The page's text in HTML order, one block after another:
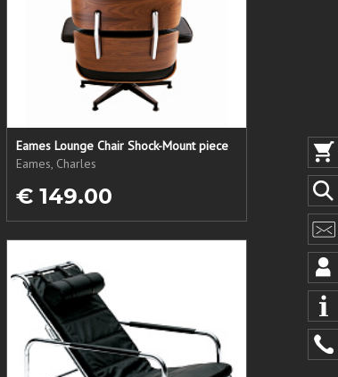
Eames Lounge Chair Shock-Mount piece
Eames, Charles
€ 149.00